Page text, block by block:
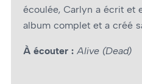
écoulée, Carlyn a écrit et
album complet et a créé
À écouter : Alive (Dead)